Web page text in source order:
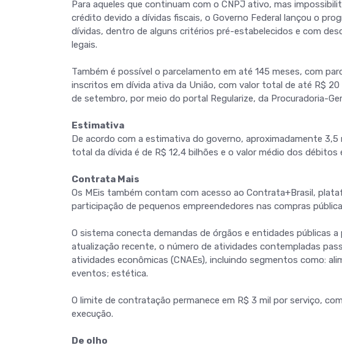
Para aqueles que continuam com o CNPJ ativo, mas
crédito devido a dívidas fiscais, o Governo Federal lançou o
dívidas, dentro de alguns critérios pré-estabelecidos e com
legais.
Também é possível o parcelamento em até 145 meses, com
inscritos em dívida ativa da União, com valor total de até R$
de setembro, por meio do portal Regularize, da Procuradoria-
Estimativa
De acordo com a estimativa do governo, aproximadamente
total da dívida é de R$ 12,4 bilhões e o valor médio dos débitos
Contrata Mais
Os MEis também contam com acesso ao Contrata+Brasil,
participação de pequenos empreendedores nas compras
O sistema conecta demandas de órgãos e entidades públicas
atualização recente, o número de atividades contempladas
atividades econômicas (CNAEs), incluindo segmentos como:
eventos; estética.
O limite de contratação permanece em R$ 3 mil por serviço,
execução.
De olho